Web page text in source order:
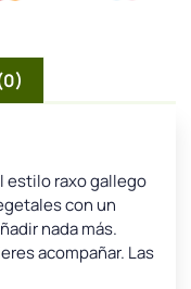
estilo raxo gallego
con un
nada más.
acompañar. Las